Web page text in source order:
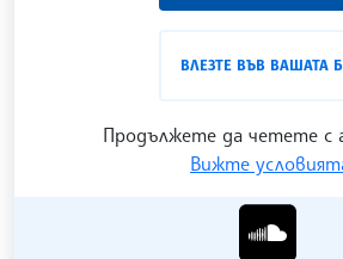
ВЛЕЗТЕ ВЪВ ВАШАТА
Продължете да четете с
Вижте
Гледайте ни в